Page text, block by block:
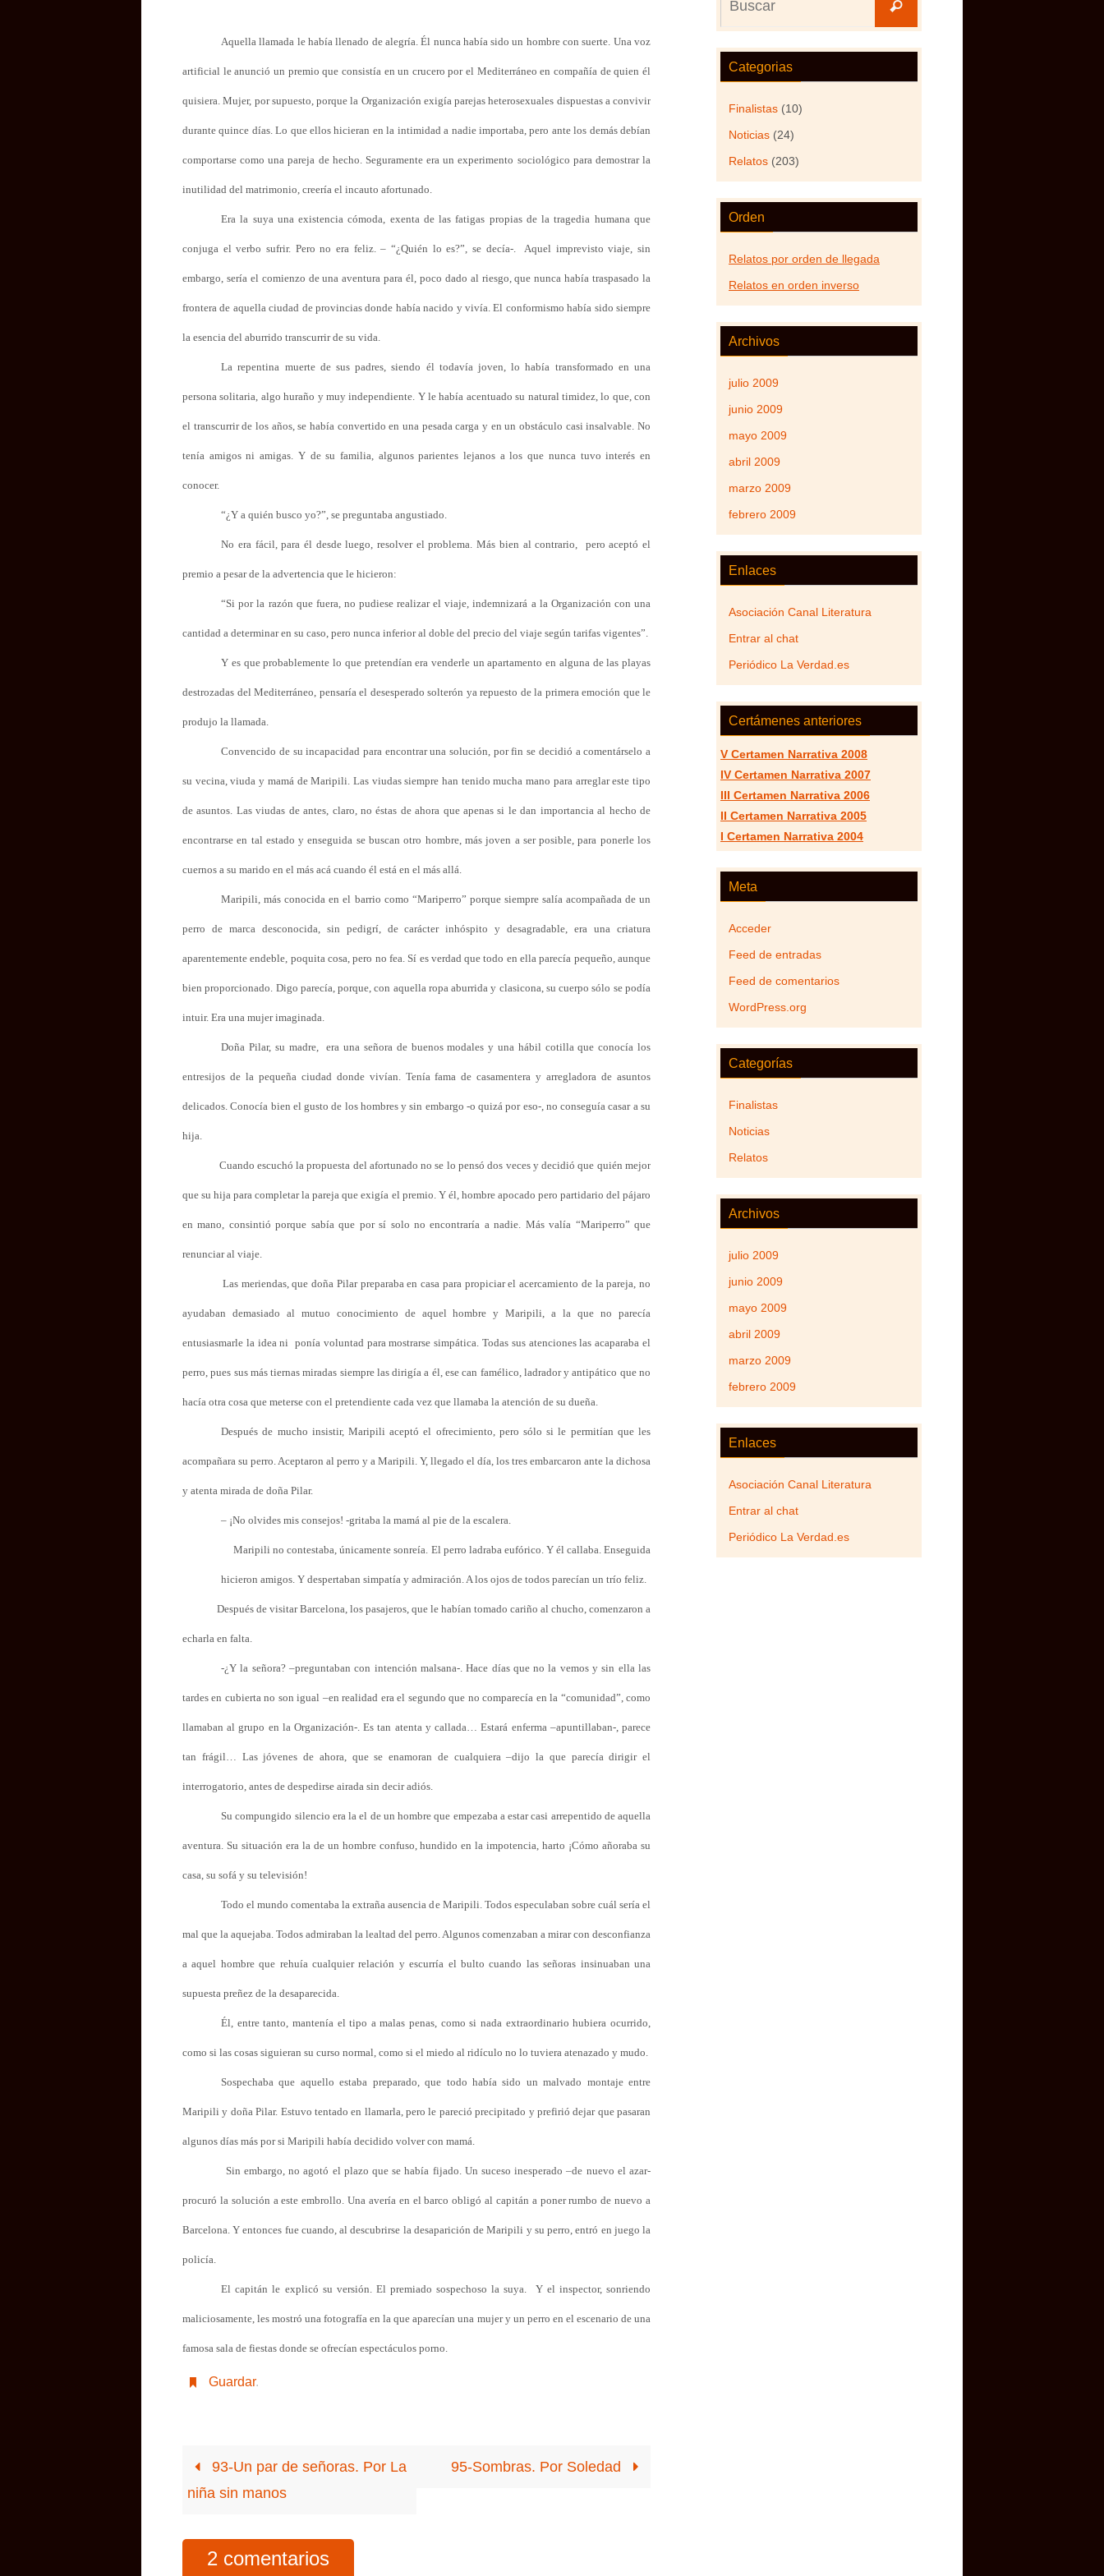
Aquella llamada le había llenado de alegría. Él nunca había sido un hombre con suerte. Una voz
artificial le anunció un premio que consistía en un crucero por el Mediterráneo en compañía de quien él
quisiera. Mujer, por supuesto, porque la Organización exigía parejas heterosexuales dispuestas a convivir
durante quince días. Lo que ellos hicieran en la intimidad a nadie importaba, pero ante los demás debían
comportarse como una pareja de hecho. Seguramente era un experimento sociológico para demostrar la
inutilidad del matrimonio, creería el incauto afortunado.
Era la suya una existencia cómoda, exenta de las fatigas propias de la tragedia humana que
conjuga el verbo sufrir. Pero no era feliz. – “¿Quién lo es?”, se decía-. Aquel imprevisto viaje, sin
embargo, sería el comienzo de una aventura para él, poco dado al riesgo, que nunca había traspasado la
frontera de aquella ciudad de provincias donde había nacido y vivía. El conformismo había sido siempre
la esencia del aburrido transcurrir de su vida.
La repentina muerte de sus padres, siendo él todavía joven, lo había transformado en una
persona solitaria, algo huraño y muy independiente. Y le había acentuado su natural timidez, lo que, con
el transcurrir de los años, se había convertido en una pesada carga y en un obstáculo casi insalvable. No
tenía amigos ni amigas. Y de su familia, algunos parientes lejanos a los que nunca tuvo interés en
conocer.
“¿Y a quién busco yo?”, se preguntaba angustiado.
No era fácil, para él desde luego, resolver el problema. Más bien al contrario, pero aceptó el
premio a pesar de la advertencia que le hicieron:
“Si por la razón que fuera, no pudiese realizar el viaje, indemnizará a la Organización con una
cantidad a determinar en su caso, pero nunca inferior al doble del precio del viaje según tarifas vigentes”.
Y es que probablemente lo que pretendían era venderle un apartamento en alguna de las playas
destrozadas del Mediterráneo, pensaría el desesperado solterón ya repuesto de la primera emoción que le
produjo la llamada.
Convencido de su incapacidad para encontrar una solución, por fin se decidió a comentárselo a
su vecina, viuda y mamá de Maripili. Las viudas siempre han tenido mucha mano para arreglar este tipo
de asuntos. Las viudas de antes, claro, no éstas de ahora que apenas si le dan importancia al hecho de
encontrarse en tal estado y enseguida se buscan otro hombre, más joven a ser posible, para ponerle los
cuernos a su marido en el más acá cuando él está en el más allá.
Maripili, más conocida en el barrio como “Mariperro” porque siempre salía acompañada de un
perro de marca desconocida, sin pedigrí, de carácter inhóspito y desagradable, era una criatura
aparentemente endeble, poquita cosa, pero no fea. Sí es verdad que todo en ella parecía pequeño, aunque
bien proporcionado. Digo parecía, porque, con aquella ropa aburrida y clasicona, su cuerpo sólo se podía
intuir. Era una mujer imaginada.
Doña Pilar, su madre, era una señora de buenos modales y una hábil cotilla que conocía los
entresijos de la pequeña ciudad donde vivían. Tenía fama de casamentera y arregladora de asuntos
delicados. Conocía bien el gusto de los hombres y sin embargo -o quizá por eso-, no conseguía casar a su
hija.
Cuando escuchó la propuesta del afortunado no se lo pensó dos veces y decidió que quién mejor
que su hija para completar la pareja que exigía el premio. Y él, hombre apocado pero partidario del pájaro
en mano, consintió porque sabía que por sí solo no encontraría a nadie. Más valía “Mariperro” que
renunciar al viaje.
Las meriendas, que doña Pilar preparaba en casa para propiciar el acercamiento de la pareja, no
ayudaban demasiado al mutuo conocimiento de aquel hombre y Maripili, a la que no parecía
entusiasmarle la idea ni ponía voluntad para mostrarse simpática. Todas sus atenciones las acaparaba el
perro, pues sus más tiernas miradas siempre las dirigía a él, ese can famélico, ladrador y antipático que no
hacía otra cosa que meterse con el pretendiente cada vez que llamaba la atención de su dueña.
Después de mucho insistir, Maripili aceptó el ofrecimiento, pero sólo si le permitían que les
acompañara su perro. Aceptaron al perro y a Maripili. Y, llegado el día, los tres embarcaron ante la dichosa
y atenta mirada de doña Pilar.
– ¡No olvides mis consejos! -gritaba la mamá al pie de la escalera.
Maripili no contestaba, únicamente sonreía. El perro ladraba eufórico. Y él callaba. Enseguida
hicieron amigos. Y despertaban simpatía y admiración. A los ojos de todos parecían un trío feliz.
Después de visitar Barcelona, los pasajeros, que le habían tomado cariño al chucho, comenzaron a
echarla en falta.
-¿Y la señora? –preguntaban con intención malsana-. Hace días que no la vemos y sin ella las
tardes en cubierta no son igual –en realidad era el segundo que no comparecía en la “comunidad”, como
llamaban al grupo en la Organización-. Es tan atenta y callada… Estará enferma –apuntillaban-, parece
tan frágil… Las jóvenes de ahora, que se enamoran de cualquiera –dijo la que parecía dirigir el
interrogatorio, antes de despedirse airada sin decir adiós.
Su compungido silencio era la el de un hombre que empezaba a estar casi arrepentido de aquella
aventura. Su situación era la de un hombre confuso, hundido en la impotencia, harto ¡Cómo añoraba su
casa, su sofá y su televisión!
Todo el mundo comentaba la extraña ausencia de Maripili. Todos especulaban sobre cuál sería el
mal que la aquejaba. Todos admiraban la lealtad del perro. Algunos comenzaban a mirar con desconfianza
a aquel hombre que rehuía cualquier relación y escurría el bulto cuando las señoras insinuaban una
supuesta preñez de la desaparecida.
Él, entre tanto, mantenía el tipo a malas penas, como si nada extraordinario hubiera ocurrido,
como si las cosas siguieran su curso normal, como si el miedo al ridículo no lo tuviera atenazado y mudo.
Sospechaba que aquello estaba preparado, que todo había sido un malvado montaje entre
Maripili y doña Pilar. Estuvo tentado en llamarla, pero le pareció precipitado y prefirió dejar que pasaran
algunos días más por si Maripili había decidido volver con mamá.
Sin embargo, no agotó el plazo que se había fijado. Un suceso inesperado –de nuevo el azar-
procuró la solución a este embrollo. Una avería en el barco obligó al capitán a poner rumbo de nuevo a
Barcelona. Y entonces fue cuando, al descubrirse la desaparición de Maripili y su perro, entró en juego la
policía.
El capitán le explicó su versión. El premiado sospechoso la suya. Y el inspector, sonriendo
maliciosamente, les mostró una fotografía en la que aparecían una mujer y un perro en el escenario de una
famosa sala de fiestas donde se ofrecían espectáculos porno.
Guardar.
93-Un par de señoras. Por La
niña sin manos
95-Sombras. Por Soledad
2 comentarios
Buscar
Categorias
Finalistas (10)
Noticias (24)
Relatos (203)
Orden
Relatos por orden de llegada
Relatos en orden inverso
Archivos
julio 2009
junio 2009
mayo 2009
abril 2009
marzo 2009
febrero 2009
Enlaces
Asociación Canal Literatura
Entrar al chat
Periódico La Verdad.es
Certámenes anteriores
V Certamen Narrativa 2008
IV Certamen Narrativa 2007
III Certamen Narrativa 2006
II Certamen Narrativa 2005
I Certamen Narrativa 2004
Meta
Acceder
Feed de entradas
Feed de comentarios
WordPress.org
Categorías
Finalistas
Noticias
Relatos
Archivos
julio 2009
junio 2009
mayo 2009
abril 2009
marzo 2009
febrero 2009
Enlaces
Asociación Canal Literatura
Entrar al chat
Periódico La Verdad.es